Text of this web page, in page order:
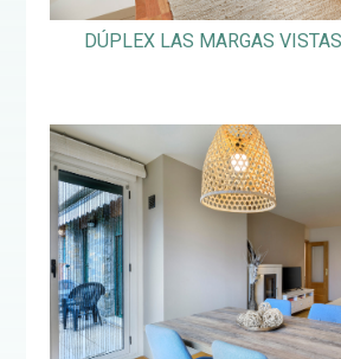
DÚPLEX LAS MARGAS